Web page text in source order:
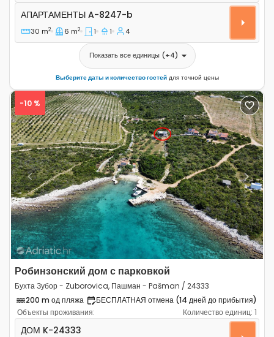
Апартаменты A-8247-b
АПАРТАМЕНТЫ A-8247-b
30 m2 6 m2 1 1 4
Показать все единицы(+4)
Выберите даты и количество гостейдля точной цены
Previous Next
-10 %
Робинзонский дом с парковкой
Бухта Зубор - Zuborovica, Пашман - Pašman / 24333
200 m од пляжа
БЕСПЛАТНАЯ отмена (14 дней до прибытия)
Объекты проживания:
Количество единиц: 1
Трёхкомнатный дом Бухта Зубор - Zuborovica,
ДОМ K-24333